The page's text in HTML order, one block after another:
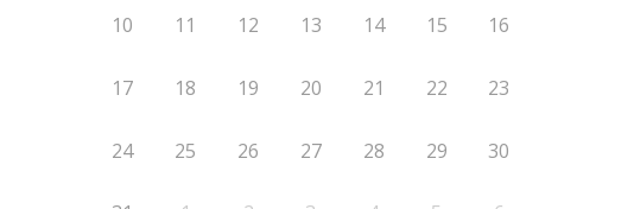
10 11 12 13 14 15 16
17 18 19 20 21 22 23
24 25 26 27 28 29 30